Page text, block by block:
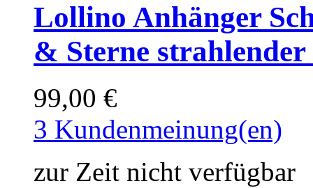
Lollino Anhänger
& Sterne
99,00 €
3 Kundenmeinung(en)
zur Zeit nicht verfügbar